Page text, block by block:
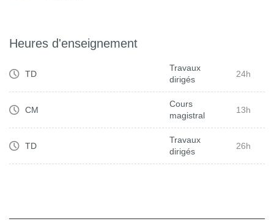
Heures d'enseignement
TD
Travaux
dirigés
24h
CM
Cours
magistral
13h
TD
Travaux
dirigés
26h